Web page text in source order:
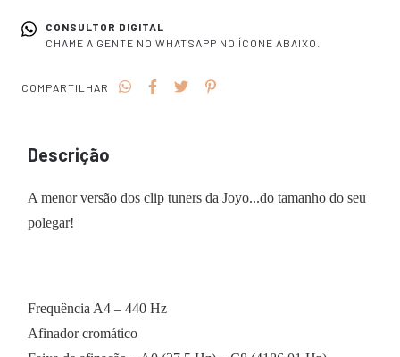
CONSULTOR DIGITAL
CHAME A GENTE NO WHATSAPP NO ÍCONE ABAIXO.
COMPARTILHAR
Descrição
A menor versão dos clip tuners da Joyo...do tamanho do seu
polegar!
Frequência A4 – 440 Hz
Afinador cromático